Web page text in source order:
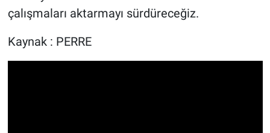
çalışmaları aktarmayı sürdüreceğiz.
Kaynak : PERRE